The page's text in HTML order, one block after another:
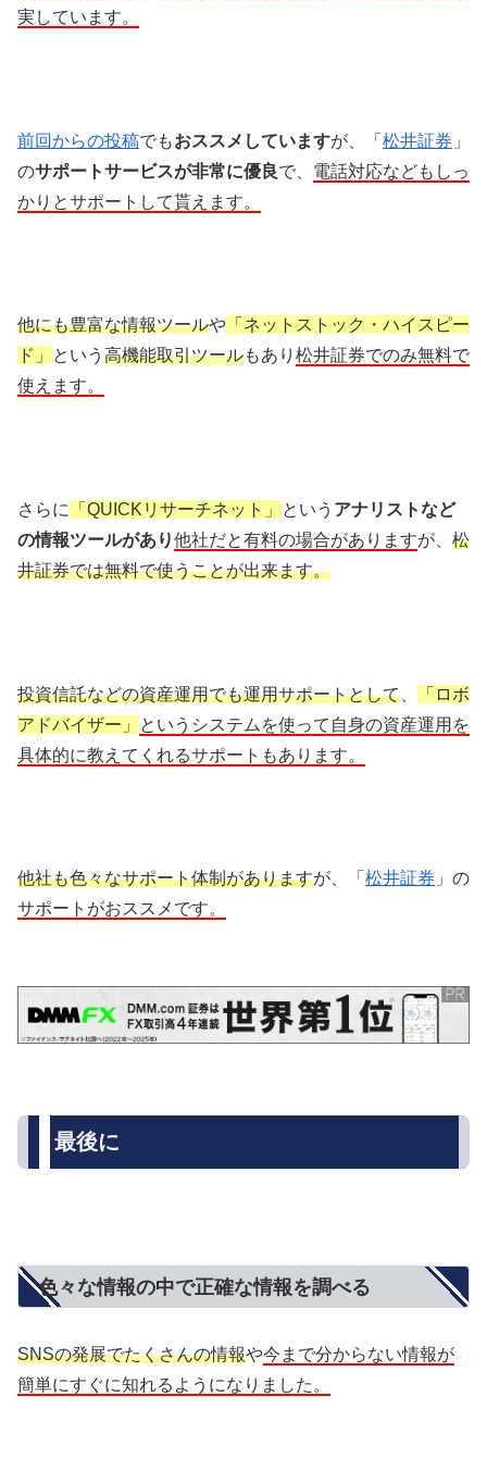
実しています。
前回からの投稿でもおススメしていますが、「 松井証券 」
のサポートサービスが非常に優良で、 電話対応などもしっ
かりとサポートして貰えます。
他にも豊富な情報ツールや 「ネットストック・ハイスピー
ド」
という 高機能取引ツールもあり 松井証券でのみ無料で
使えます。
さらに 「QUICKリサーチネット」 という アナリストなど
の情報ツールがあり他社だと有料の場合がありますが、 松
井証券では無料で使うことが出来ます。
投資信託などの資産運用でも運用サポートとして
「ロボ
アドバイザー」
というシステムを使って自身の資産運用を
具体的に教えてくれるサポートもあります。
他社も色々なサポート体制がありますが、「 松井証券 」の
サポートがおススメです。
最後に
色々な情報の中で正確な情報を調べる
SNSの発展でたくさんの情報や今まで分からない情報が
簡単にすぐに知れるようになりました。